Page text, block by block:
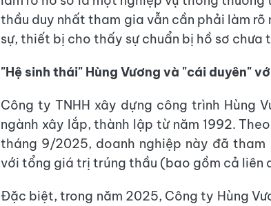
thầu duy nhất tham gia vẫn cần phải làm rõ
sự, thiết bị cho thấy sự chuẩn bị hồ sơ chưa
"Hệ sinh thái" Hùng Vương và "cái duyên"
Công ty TNHH xây dựng công trình Hùng
ngành xây lắp, thành lập từ năm 1992.
tháng 9/2025, doanh nghiệp này đã
với tổng giá trị trúng thầu (bao gồm cả liên
Đặc biệt, trong năm 2025, Công ty Hùng